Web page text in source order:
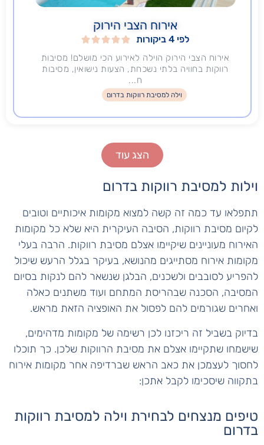
אירוח הצבי הירוק
לפי 4 ביקורות 




אירוח הצבי הירוק הוילה לאירוע הכי מושלם! מסיבות
רווקות בחוויה בלתי נשכחת, הצעות נישואין, מסיבות
ח...
וילה למסיבת רווקות בדרום
הצג עוד
וילות למסיבת רווקות בדרום
תתפלאו עד כמה זה קשה למצוא מקומות איכותיים וטובים
לקיום מסיבת רווקות, הסיבה העיקרית היא שלא כל מקומות
האירוח מעוניינים שיקיימו אצלם מסיבת רווקות. הרבה בעלי
מקומות אירוח מסתייגים מהנושא, בעיקר בגלל הרעש שיכול
להפריע לסובבים ולשכנים, הבלגן שנשאר להם לנקות בסיום
המסיבה, הסכנה שבהריסת המתחם ועוד משתנים כאלה
ואחרים שגורמים להם לפסול את האופציה הזאת מראש.
בדיוק בשביל זה ריכזנו לכן רשימה של מקומות מדהימים,
שישמחו שתקיימו אצלם את מסיבת הרווקות שלכן. כך תוכלו
לחסוך לעצמכן את כאב הראש שברדיפה אחר מקומות אירוח
בתקווה שיסכימו לקבל אתכן:
טיפים מנצחים לבחירת וילה למסיבת רווקות
בדרום